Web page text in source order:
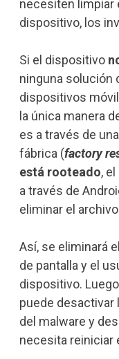
necesiten limpiar
dispositivo, los
Si el dispositivo
ninguna solución
dispositivos
la única manera
es a través de
fábrica (factory
está rooteado,
a través de
eliminar el
Así, se eliminará
de pantalla y el
dispositivo.
puede
del malware y
necesita reiniciar